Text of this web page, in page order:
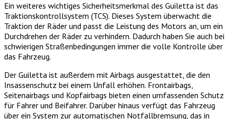
Ein weiteres wichtiges Sicherheitsmerkmal des Guiletta ist das
Traktionskontrollsystem (TCS). Dieses System überwacht die
Traktion der Räder und passt die Leistung des Motors an, um ein
Durchdrehen der Räder zu verhindern. Dadurch haben Sie auch bei
schwierigen Straßenbedingungen immer die volle Kontrolle über
das Fahrzeug.
Der Guiletta ist außerdem mit Airbags ausgestattet, die den
Insassenschutz bei einem Unfall erhöhen. Frontairbags,
Seitenairbags und Kopfairbags bieten einen umfassenden Schutz
für Fahrer und Beifahrer. Darüber hinaus verfügt das Fahrzeug
über ein System zur automatischen Notfallbremsung, das in